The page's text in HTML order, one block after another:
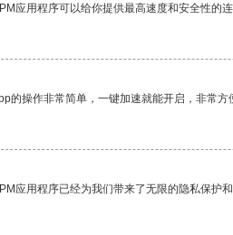
应用程序可以给你提供最高速度和安全性的
的操作非常简单，一键加速就能开启，非常方
应用程序已经为我们带来了无限的隐私保护和